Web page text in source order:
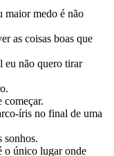
maior medo é não
as coisas boas que
eu não quero tirar
começar.
íris no final de uma
sonhos.
o único lugar onde